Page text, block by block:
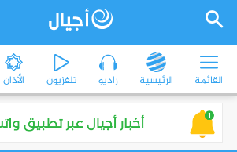
القائمة الرئيسية راديو تلفزيون الأذان